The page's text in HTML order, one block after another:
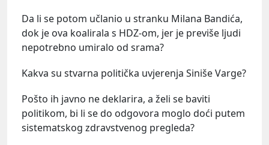
Da li se potom učlanio u stranku Milana Bandića,
dok je ova koalirala s HDZ-om, jer je previše ljudi
nepotrebno umiralo od srama?
Kakva su stvarna politička uvjerenja Siniše Varge?
Pošto ih javno ne deklarira, a želi se baviti
politikom, bi li se do odgovora moglo doći putem
sistematskog zdravstvenog pregleda?